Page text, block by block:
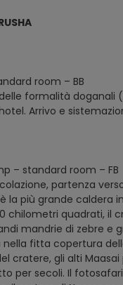
room – BB
formalità
Arrivo e
– standard room – FB
partenza
la più grande
quadrati, il
mandrie di zebre e
fitta copertura
cratere, gli alti
per secoli. Il